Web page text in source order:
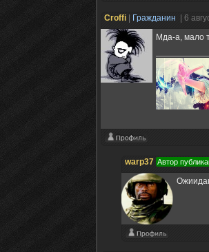
Croffi Гражданин
| 6
Мда-а, мало
warp37 Автор